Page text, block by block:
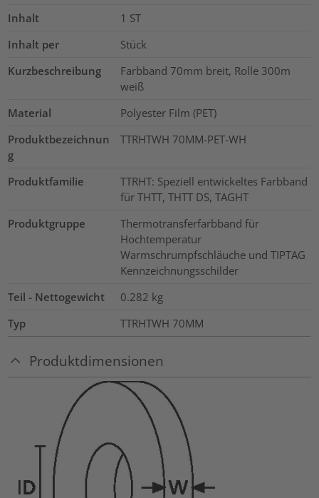
Inhalt
1 ST
Inhalt per
Stück
Kurzbeschreibung
Farbband 70mm breit, Rolle 300m
weiß
Material
Polyester Film (PET)
Produktbezeichnun
g
TTRHTWH 70MM-PET-WH
Produktfamilie
TTRHT: Speziell entwickeltes Farbband
für THTT, THTT DS, TAGHT
Produktgruppe
Thermotransferfarbband für
Hochtemperatur
Warmschrumpfschläuche und TIPTAG
Kennzeichnungsschilder
Teil - Nettogewicht
0.282 kg
Typ
TTRHTWH 70MM
Produktdimensionen